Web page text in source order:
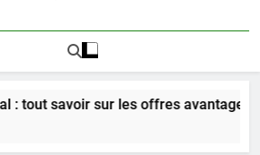
savoir sur les offres avantageuses